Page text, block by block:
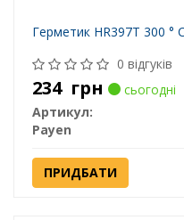
Герметик HR397T 300 °
0 відгуків
234 грн
сьогодні
Артикул:
Payen
ПРИДБАТИ